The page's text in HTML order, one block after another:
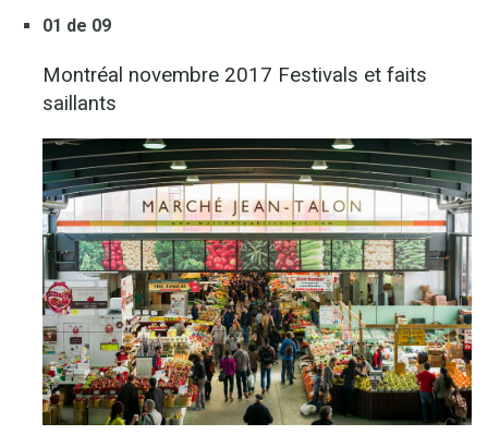
01 de 09
Montréal novembre 2017 Festivals et faits
saillants